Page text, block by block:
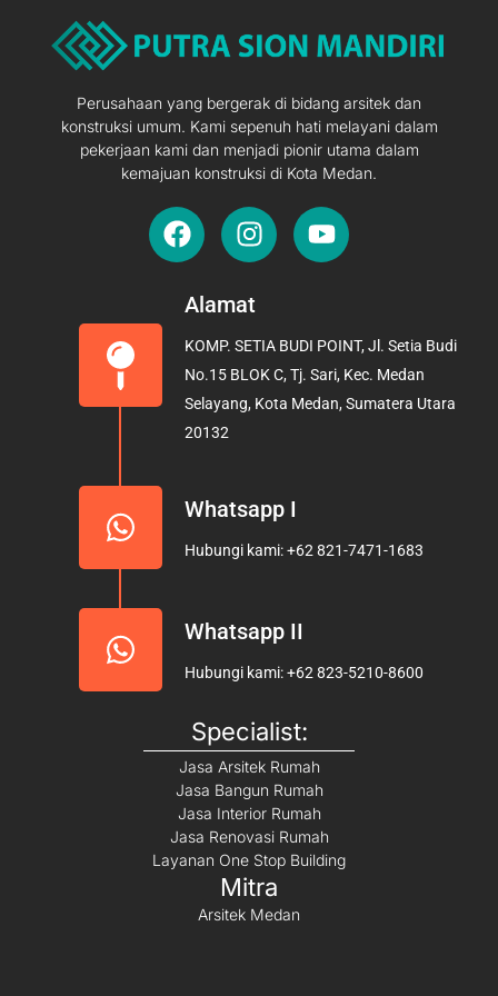
Perusahaan yang bergerak di bidang arsitek dan
konstruksi umum. Kami sepenuh hati melayani dalam
pekerjaan kami dan menjadi pionir utama dalam
kemajuan konstruksi di Kota Medan.
F
a
e
o
o
k
I
n
t
g
r
a
Y
o
b
e
Alamat
KOMP. SETIA BUDI POINT, Jl. Setia Budi
No.15 BLOK C, Tj. Sari, Kec. Medan
Selayang, Kota Medan, Sumatera Utara
20132
Whatsapp I
Hubungi kami: +62 821-7471-1683
Whatsapp II
Hubungi kami: +62 823-5210-8600
Specialist:
Jasa Arsitek Rumah
Jasa Bangun Rumah
Jasa Interior Rumah
Jasa Renovasi Rumah
Layanan One Stop Building
Mitra
Arsitek Medan